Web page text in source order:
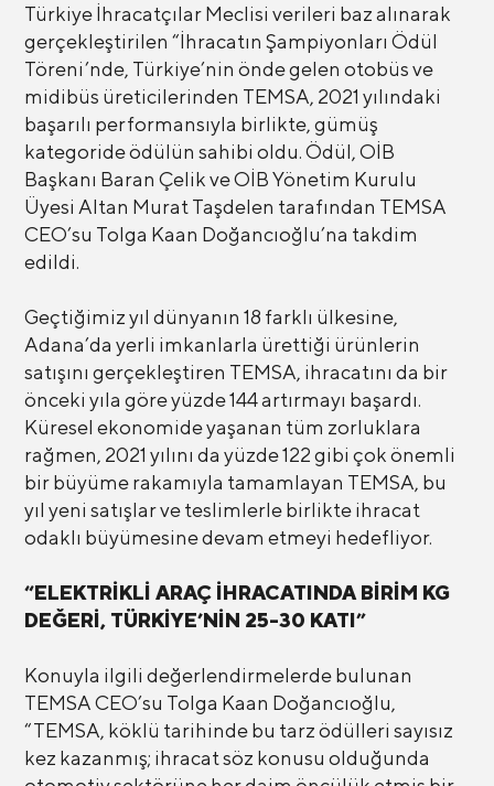
Türkiye İhracatçılar Meclisi verileri baz alınarak
gerçekleştirilen “İhracatın Şampiyonları Ödül
Töreni’nde, Türkiye’nin önde gelen otobüs ve
midibüs üreticilerinden TEMSA, 2021 yılındaki
başarılı performansıyla birlikte, gümüş
kategoride ödülün sahibi oldu. Ödül, OİB
Başkanı Baran Çelik ve OİB Yönetim Kurulu
Üyesi Altan Murat Taşdelen tarafından TEMSA
CEO’su Tolga Kaan Doğancıoğlu’na takdim
edildi.
Geçtiğimiz yıl dünyanın 18 farklı ülkesine,
Adana’da yerli imkanlarla ürettiği ürünlerin
satışını gerçekleştiren TEMSA, ihracatını da bir
önceki yıla göre yüzde 144 artırmayı başardı.
Küresel ekonomide yaşanan tüm zorluklara
rağmen, 2021 yılını da yüzde 122 gibi çok önemli
bir büyüme rakamıyla tamamlayan TEMSA, bu
yıl yeni satışlar ve teslimlerle birlikte ihracat
odaklı büyümesine devam etmeyi hedefliyor.
“ELEKTRİKLİ ARAÇ İHRACATINDA BİRİM KG
DEĞERİ, TÜRKİYE’NİN 25-30 KATI”
Konuyla ilgili değerlendirmelerde bulunan
TEMSA CEO’su Tolga Kaan Doğancıoğlu,
“TEMSA, köklü tarihinde bu tarz ödülleri sayısız
kez kazanmış; ihracat söz konusu olduğunda